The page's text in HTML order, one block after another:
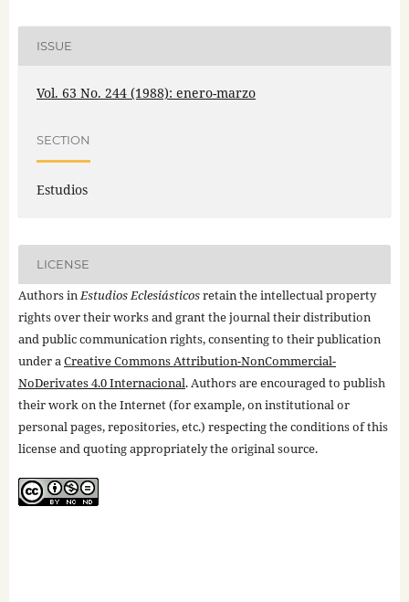
ISSUE
Vol. 63 No. 244 (1988): enero-marzo
SECTION
Estudios
LICENSE
Authors inEstudios Eclesiásticosretain the intellectual property
rights over their works and grant the journal their distribution
and public communication rights, consenting to their publication
under aCreative Commons Attribution-NonCommercial-
NoDerivates 4.0 Internacional. Authors are encouraged to publish
their work on the Internet (for example, on institutional or
personal pages, repositories, etc.) respecting the conditions of this
license and quoting appropriately the original source.